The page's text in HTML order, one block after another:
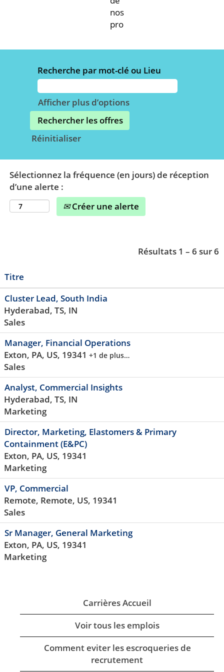
nos
produits.
Recherche par mot-clé ou Lieu
Afficher plus d’options
Réinitialiser
Sélectionnez la fréquence (en jours) de réception
d’une alerte :
Créer une alerte
Résultats 1 – 6 sur6
Titre
Cluster Lead, South India
Hyderabad, TS, IN
Sales
Manager, Financial Operations
Exton, PA, US, 19341 +1 de plus…
Sales
Analyst, Commercial Insights
Hyderabad, TS, IN
Marketing
Director, Marketing, Elastomers & Primary
Containment (E&PC)
Exton, PA, US, 19341
Marketing
VP, Commercial
Remote, Remote, US, 19341
Sales
Sr Manager, General Marketing
Exton, PA, US, 19341
Marketing
Carrières Accueil
Voir tous les emplois
Comment eviter les escroqueries de
recrutement